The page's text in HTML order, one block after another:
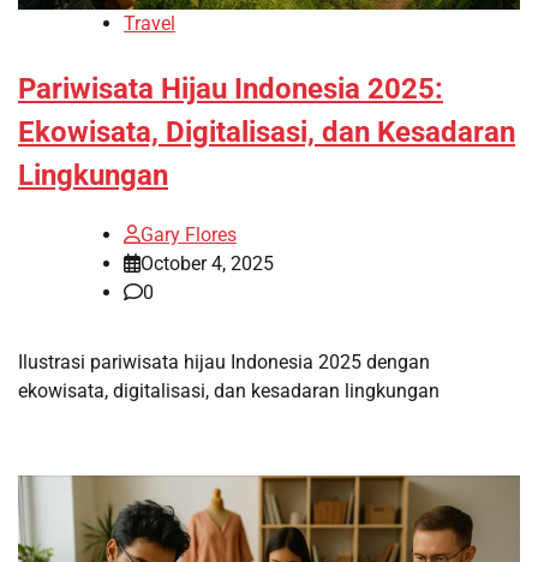
Travel
Pariwisata Hijau Indonesia 2025:
Ekowisata, Digitalisasi, dan Kesadaran
Lingkungan
Gary Flores
October 4, 2025
0
Ilustrasi pariwisata hijau Indonesia 2025 dengan
ekowisata, digitalisasi, dan kesadaran lingkungan